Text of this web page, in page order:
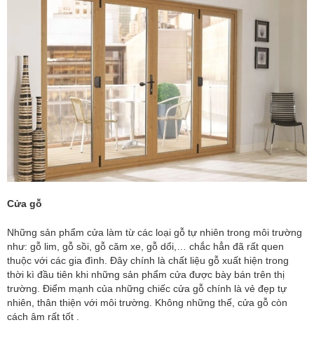
Cửa gỗ
Những sản phẩm cửa làm từ các loại gỗ tự nhiên trong môi trường
như: gỗ lim, gỗ sồi, gỗ căm xe, gỗ dổi,… chắc hẳn đã rất quen
thuộc với các gia đình. Đây chính là chất liệu gỗ xuất hiện trong
thời kì đầu tiên khi những sản phẩm cửa được bày bán trên thị
trường. Điểm mạnh của những chiếc cửa gỗ chính là vẻ đẹp tự
nhiên, thân thiện với môi trường. Không những thế, cửa gỗ còn
cách âm rất tốt .